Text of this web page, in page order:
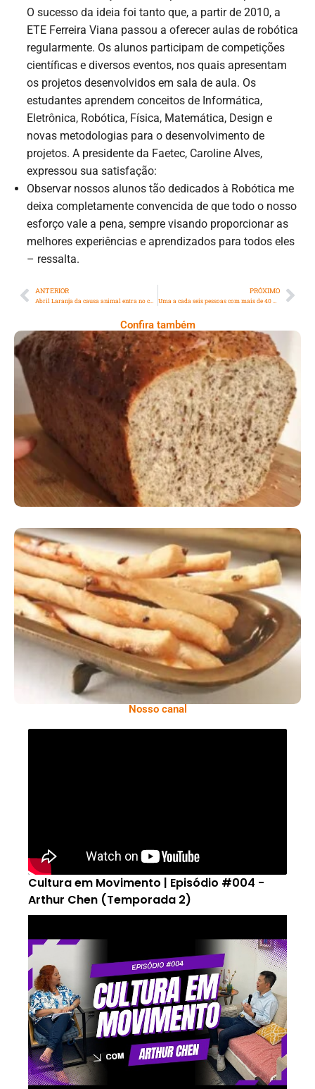
O sucesso da ideia foi tanto que, a partir de 2010, a
ETE Ferreira Viana passou a oferecer aulas de robótica
regularmente. Os alunos participam de competições
científicas e diversos eventos, nos quais apresentam
os projetos desenvolvidos em sala de aula. Os
estudantes aprendem conceitos de Informática,
Eletrônica, Robótica, Física, Matemática, Design e
novas metodologias para o desenvolvimento de
projetos. A presidente da Faetec, Caroline Alves,
expressou sua satisfação:
Observar nossos alunos tão dedicados à Robótica me
deixa completamente convencida de que todo o nosso
esforço vale a pena, sempre visando proporcionar as
melhores experiências e aprendizados para todos eles
– ressalta.
ANTERIOR
Abril Laranja da causa animal entra no calendário oficial da cidade
PRÓXIMO
Uma a cada seis pessoas com mais de 40 anos tem bexiga hiperativa
Confira também
Comer Bem: Pão Low Carb
Comer Bem: Palitinhos De Cebola E Salsa
Nosso canal
Cultura em Movimento | Episódio #004 -
Arthur Chen (Temporada 2)